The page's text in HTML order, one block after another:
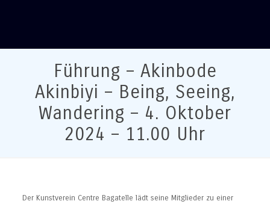
Führung – Akinbode
Akinbiyi – Being, Seeing,
Wandering – 4. Oktober
2024 – 11.00 Uhr
Der Kunstverein Centre Bagatelle lädt seine Mitglieder zu einer